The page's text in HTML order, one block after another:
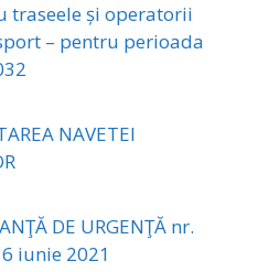
traseele și operatorii
– pentru perioada
NAVETEI
DE URGENŢĂ nr.
iunie 2021